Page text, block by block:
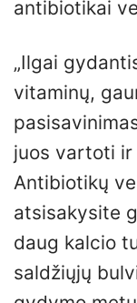
antibiotikai
„Ilgai
vitaminų,
juos vartoti
Antibiotikų
atsisakysite
daug kalcio
saldžiųjų